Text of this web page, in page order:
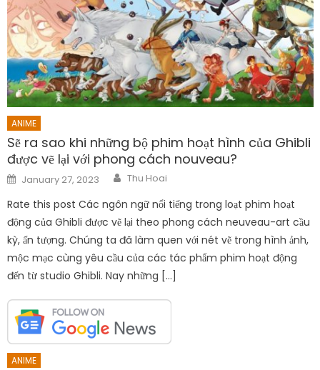
ANIME
Sẽ ra sao khi những bộ phim hoạt hình của Ghibli
được vẽ lại với phong cách nouveau?
Posted
on
January 27, 2023 Author
Thu Hoai
Rate this post Các ngôn ngữ nổi tiếng trong loạt phim hoạt
động của Ghibli được vẽ lại theo phong cách neuveau-art cầu
kỳ, ấn tượng. Chúng ta đã làm quen với nét vẽ trong hình ảnh,
mộc mạc cùng yêu cầu của các tác phẩm phim hoạt động
đến từ studio Ghibli. Nay những […]
ANIME